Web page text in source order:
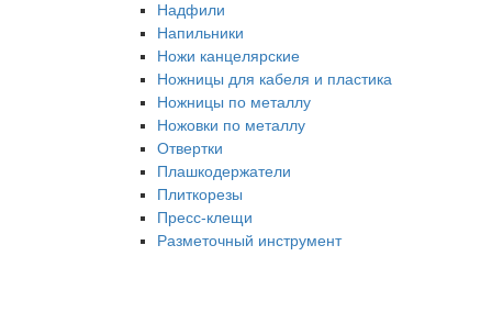
Надфили
Напильники
Ножи канцелярские
Ножницы для кабеля и пластика
Ножницы по металлу
Ножовки по металлу
Отвертки
Плашкодержатели
Плиткорезы
Пресс-клещи
Разметочный инструмент